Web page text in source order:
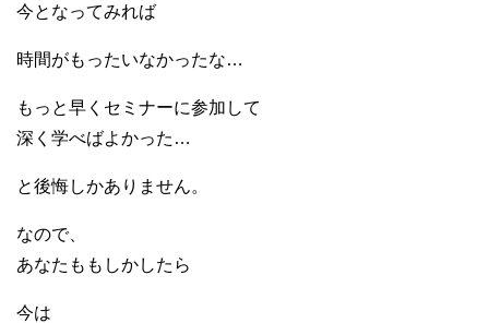
今となってみれば
時間がもったいなかったな…
もっと早くセミナーに参加して
深く学べばよかった…
と後悔しかありません。
なので、
あなたももしかしたら
今は